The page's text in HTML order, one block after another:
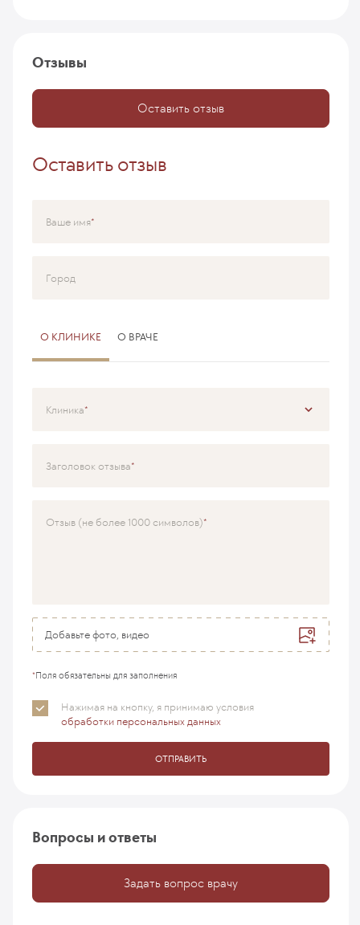
Отзывы
Оставить отзыв
Оставить отзыв
Ваше имя
Город
О КЛИНИКЕ О ВРАЧЕ
Клиника
Специализация
Заголовок отзыва
Отзыв (не более 1000 символов)
Добавьте фото, видео
*Поля обязательны для заполнения
Нажимая на кнопку, я принимаю условия
обработки персональных данных
ОТПРАВИТЬ
Вопросы и ответы
Задать вопрос врачу